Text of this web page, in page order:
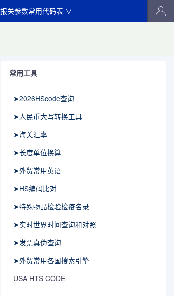
报关参数常用代码表 ∨
常用工具
➤2026HScode查询
➤人民币大写转换工具
➤海关汇率
➤长度单位换算
➤外贸常用英语
➤HS编码比对
➤特殊物品检验检疫名录
➤实时世界时间查询和对照
➤发票真伪查询
➤外贸常用各国搜索引擎
USA HTS CODE